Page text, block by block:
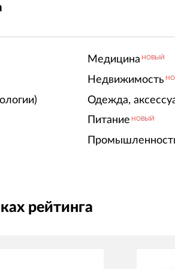
Медицина НОВЫЙ
Недвижимость
Одежда,
Питание НОВЫЙ
рейтинга